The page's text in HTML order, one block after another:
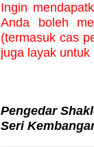
Ingin
Anda boleh
(termasuk cas
juga layak
Pengedar
Seri